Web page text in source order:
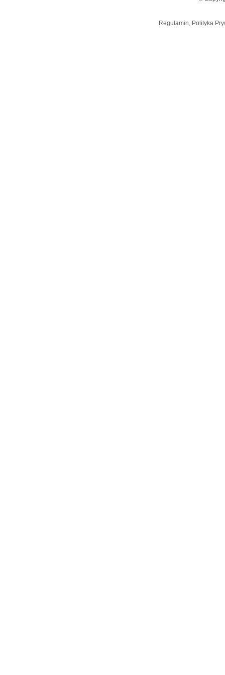
Regulamin, Polityka